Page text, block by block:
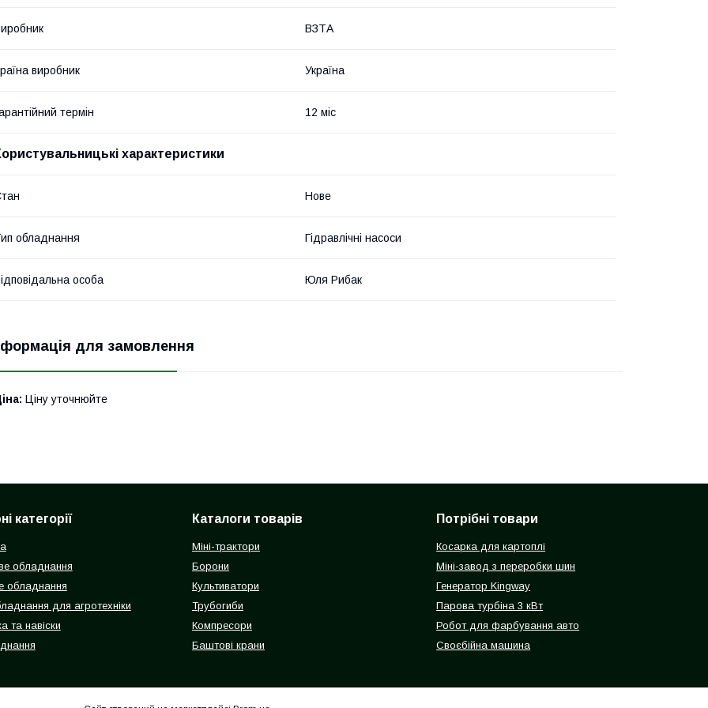
ВЗТА
виробник Україна
термін 12 міс
характеристики
Нове
обладнання Гідравлічні насоси
особа Юля Рибак
для замовлення
Ціну уточнюйте
категорії
обладнання
обладнання
для агротехніки
та навіски
Каталоги товарів
Міні-трактори
Борони
Культиватори
Трубогиби
Компресори
Баштові крани
Потрібні товари
Косарка для картоплі
Міні-завод з переробки шин
Генератор Kingway
Парова турбіна 3 кВт
Робот для фарбування авто
Своєбійна машина